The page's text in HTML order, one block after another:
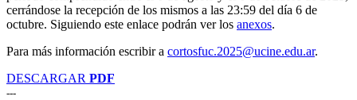
cerrándose la recepción de los mismos a las 23:59 del día 6 de
octubre. Siguiendo este enlace podrán ver los anexos.
Para más información escribir a cortosfuc.2025@ucine.edu.ar.
DESCARGAR PDF
---